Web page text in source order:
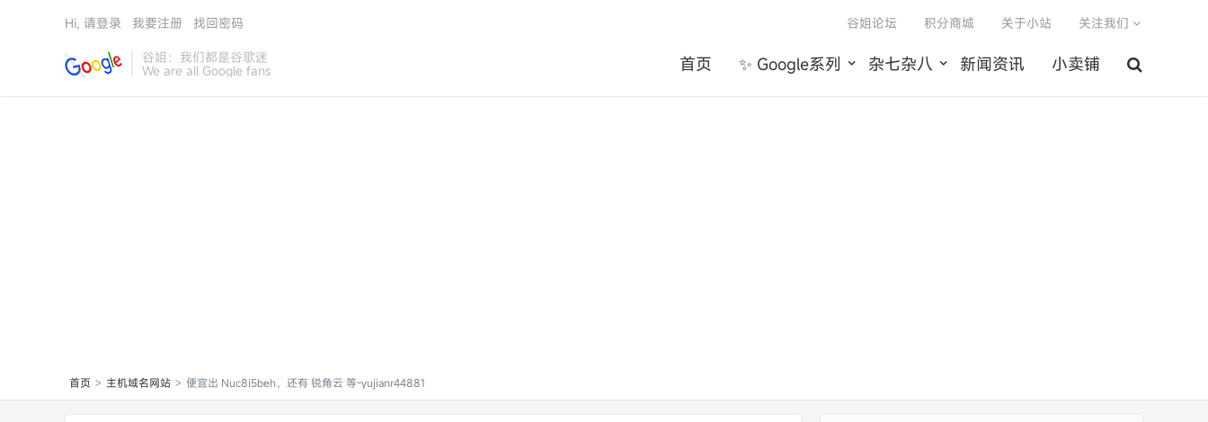
谷姐：我们都是谷歌迷
We are all Google fans 首页 ✨ Google系列 杂七杂八 新闻资讯 小卖铺
谷姐论坛 积分商城 关于小站 关注我们
Hi, 请登录 我要注册 找回密码
首页 > 主机域名网站 > 便宜出 Nuc8i5beh，还有 锐角云 等-yujianr44881